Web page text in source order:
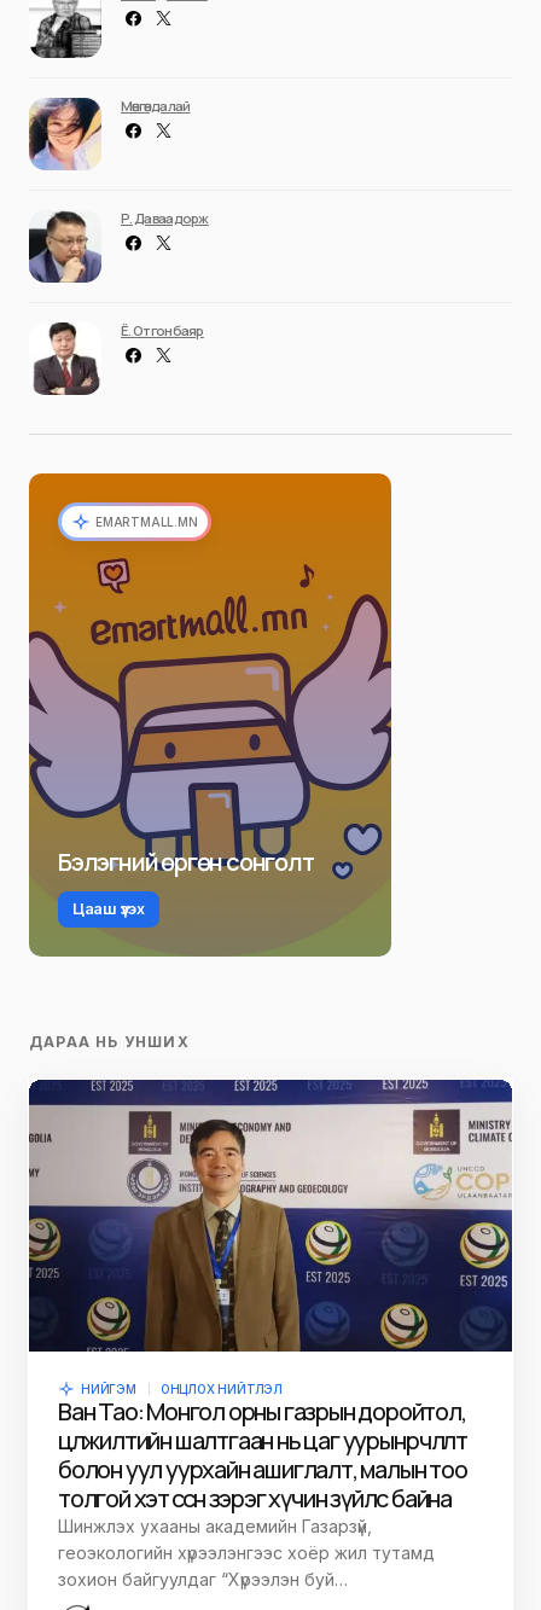
Мөнгөндалай
Р. Даваадорж
Ё. Отгонбаяр
EMARTMALL.MN
Бэлэгний өргөн сонголт
Цааш үзэх
ДАРАА НЬ УНШИХ
НИЙГЭМ ОНЦЛОХ НИЙТЛЭЛ
Ван Тао: Монгол орны газрын доройтол,
цөлжилтийн шалтгаан нь цаг уурын өөрчлөлт
болон уул уурхайн ашиглалт, малын тоо
толгой хэт өссөн зэрэг хүчин зүйлс байна
Шинжлэх ухааны академийн Газарзүй,
геоэкологийн хүрээлэнгээс хоёр жил тутамд
зохион байгуулдаг “Хүрээлэн буй…